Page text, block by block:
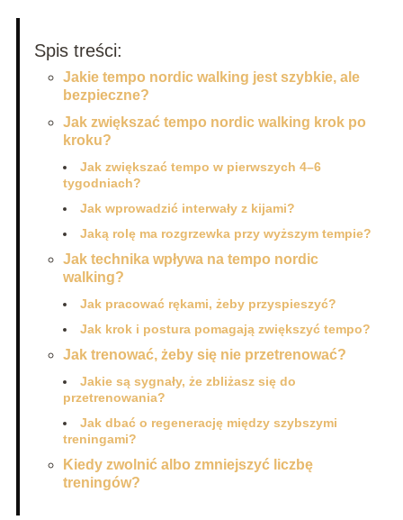
Spis treści:
Jakie tempo nordic walking jest szybkie, ale
bezpieczne?
Jak zwiększać tempo nordic walking krok po
kroku?
Jak zwiększać tempo w pierwszych 4–6
tygodniach?
Jak wprowadzić interwały z kijami?
Jaką rolę ma rozgrzewka przy wyższym tempie?
Jak technika wpływa na tempo nordic
walking?
Jak pracować rękami, żeby przyspieszyć?
Jak krok i postura pomagają zwiększyć tempo?
Jak trenować, żeby się nie przetrenować?
Jakie są sygnały, że zbliżasz się do
przetrenowania?
Jak dbać o regenerację między szybszymi
treningami?
Kiedy zwolnić albo zmniejszyć liczbę
treningów?